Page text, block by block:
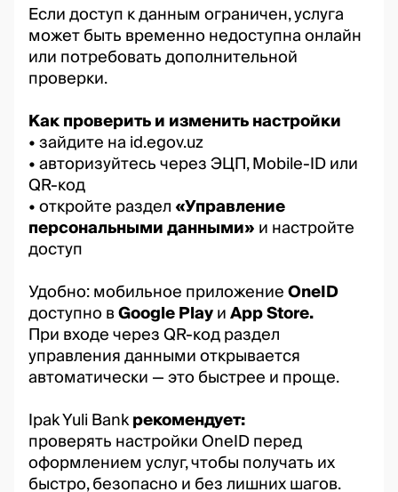
Если доступ к данным ограничен, услуга
может быть временно недоступна онлайн
или потребовать дополнительной
проверки.
Как проверить и изменить настройки
• зайдите наid.egov.uz
• авторизуйтесь через ЭЦП, Mobile-ID или
QR-код
• откройте раздел«Управление
персональными данными»и настройте
доступ
Удобно: мобильное приложениеOneID
доступно вGoogle PlayиApp Store.
При входе через QR-код раздел
управления данными открывается
автоматически — это быстрее и проще.
Ipak Yuli Bankрекомендует:
проверять настройки OneID перед
оформлением услуг, чтобы получать их
быстро, безопасно и без лишних шагов.